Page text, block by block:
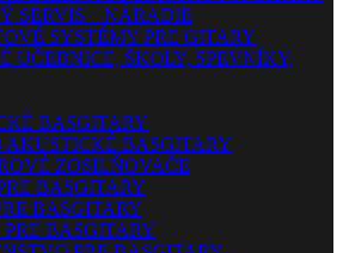
SERVIS – NÁRADIE
SYSTÉMY PRE GITARY
UČEBNICE, ŠKOLY, SPEVNÍKY,
BASGITARY
AKUSTICKÉ BASGITARY
ZOSILŇOVAČE
BASGITARY
BASGITARY
BASGITARY